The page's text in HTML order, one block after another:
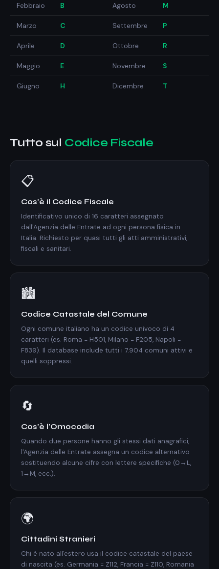
Febbraio B Agosto M
Marzo C Settembre P
Aprile D Ottobre R
Maggio E Novembre S
Giugno H Dicembre T
Tutto sul Codice Fiscale
📋
Cos'è il Codice Fiscale
Identificativo unico di 16 caratteri assegnato
dall'Agenzia delle Entrate ad ogni persona fisica in
Italia. Richiesto per quasi tutti gli atti amministrativi,
fiscali e sanitari.
🏙️
Codice Catastale del Comune
Ogni comune italiano ha un codice univoco di 4
caratteri (es. Roma = H501, Milano = F205, Napoli =
F839). Il database include tutti i 7.904 comuni attivi e
quelli soppressi.
🔄
Cos'è l'Omocodia
Quando due persone hanno gli stessi dati anagrafici,
l'Agenzia delle Entrate assegna un codice alternativo
sostituendo alcune cifre con lettere specifiche (0→L,
1→M, ecc.).
🌍
Cittadini Stranieri
Chi è nato all'estero usa il codice catastale del paese
di nascita (es. Germania = Z112, Francia = Z110, Romania